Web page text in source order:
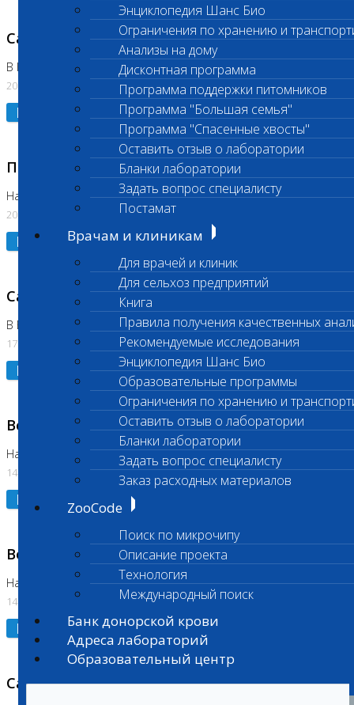
Энциклопедия Шанс Био
Ограничения по хранению и
Анализы на дому
Дисконтная программа
Программа поддержки питомников
Программа "Большая семья"
Программа "Спасенные хвосты"
Оставить отзыв о лаборатории
Бланки лаборатории
Задать вопрос специалисту
Постамат
Врачам и клиникам
Для врачей и клиник
Для сельхоз предприятий
Книга
Правила получения качественных
Рекомендуемые исследования
Энциклопедия Шанс Био
Образовательные программы
Ограничения по хранению и
Оставить отзыв о лаборатории
Бланки лаборатории
Задать вопрос специалисту
Заказ расходных материалов
ZooCode
Поиск по микрочипу
Описание проекта
Технология
Международный поиск
Банк донорской крови
Адреса лабораторий
Образовательный центр
Санитарный день
В Коломне 20.07.2026
20.07.2026
Подробнее
Приостановлено выполнение исследования
На Нагорной
20.07.2026
Подробнее
Санитарный день
В Бутово
17.07.2026
Подробнее
Возобновлено выполнение исследования
На Нагорной (Код 961, 962)
14.07.2026
Подробнее
Возобновлено выполнение исследования
На Нагорной (Код 157)
14.07.2026
Подробнее
Санитарный день